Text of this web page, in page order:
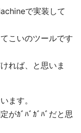
で実装して
こいのツールです
れば、と思いま
ます。
がｶﾞﾊﾞｶﾞﾊﾞだと思